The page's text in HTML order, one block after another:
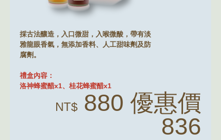
採古法釀造，入口微甜，入喉微酸，帶有淡
雅龍眼香氣，無添加香料、人工甜味劑及防
腐劑。
禮盒內容：
洛神蜂蜜醋x1、桂花蜂蜜醋x1
NT$ 880 優惠價
836